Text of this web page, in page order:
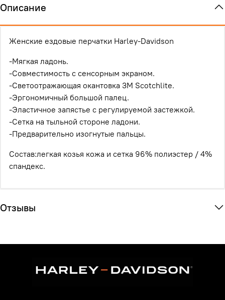
Описание
Женские ездовые перчатки Harley-Davidson
-Мягкая ладонь.
-Совместимость с сенсорным экраном.
-Светоотражающая окантовка 3M Scotchlite.
-Эргономичный большой палец.
-Эластичное запястье с регулируемой застежкой.
-Сетка на тыльной стороне ладони.
-Предварительно изогнутые пальцы.
Состав:легкая козья кожа и сетка 96% полиэстер / 4%
спандекс.
Отзывы